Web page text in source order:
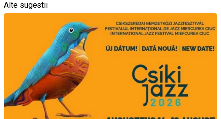
Alte sugestii